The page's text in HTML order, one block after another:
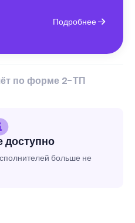
Подробнее
по форме 2-ТП
доступно
больше не